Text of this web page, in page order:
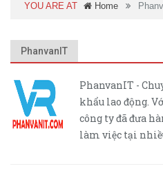
YOU ARE AT Home
PhanvanIT
PhanvanIT -
khẩu lao động.
công ty đã đưa
làm việc tại